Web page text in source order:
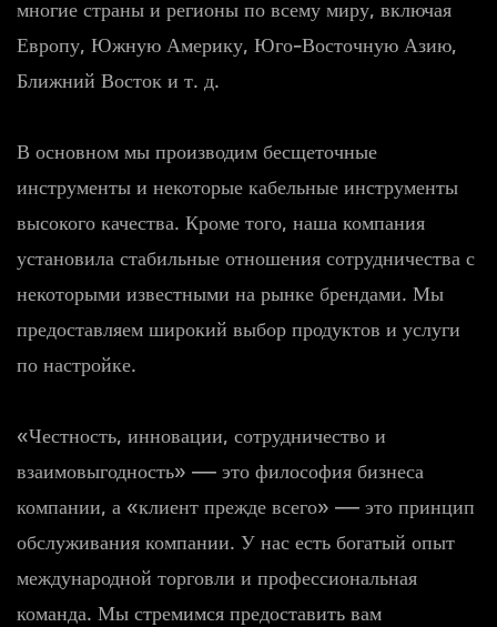
многие страны и регионы по всему миру, включая
Европу, Южную Америку, Юго-Восточную Азию,
Ближний Восток и т. д.
В основном мы производим бесщеточные
инструменты и некоторые кабельные инструменты
высокого качества. Кроме того, наша компания
установила стабильные отношения сотрудничества с
некоторыми известными на рынке брендами. Мы
предоставляем широкий выбор продуктов и услуги
по настройке.
«Честность, инновации, сотрудничество и
взаимовыгодность» — это философия бизнеса
компании, а «клиент прежде всего» — это принцип
обслуживания компании. У нас есть богатый опыт
международной торговли и профессиональная
команда. Мы стремимся предоставить вам